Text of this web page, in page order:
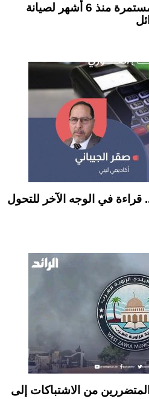
بلدية طبرق: أزمة المياه مستمرة منذ 6 أشهر لصيانة
قراءة في الوجه الآخر للتحول
من الاشتباكات إلى